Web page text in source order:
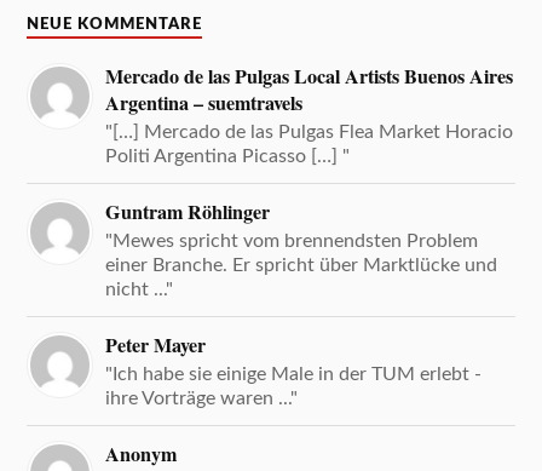
NEUE KOMMENTARE
Mercado de las Pulgas Local Artists Buenos Aires
Argentina – suemtravels
"[…] Mercado de las Pulgas Flea Market Horacio
Politi Argentina Picasso […] "
Guntram Röhlinger
"Mewes spricht vom brennendsten Problem
einer Branche. Er spricht über Marktlücke und
nicht ..."
Peter Mayer
"Ich habe sie einige Male in der TUM erlebt -
ihre Vorträge waren ..."
Anonym